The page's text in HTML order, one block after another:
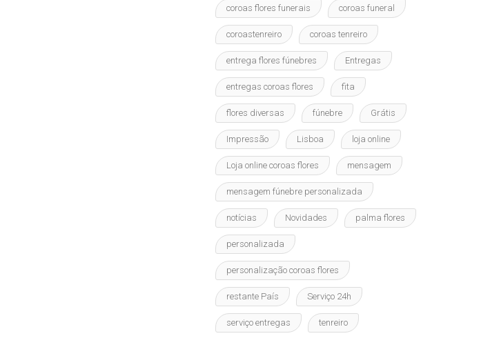
coroas flores funerais coroas funeral
coroastenreiro coroas tenreiro
entrega flores fúnebres Entregas
entregas coroas flores fita
flores diversas fúnebre Grátis
Impressão Lisboa loja online
Loja online coroas flores mensagem
mensagem fúnebre personalizada
notícias Novidades palma flores
personalizada
personalização coroas flores
restante País Serviço 24h
serviço entregas tenreiro